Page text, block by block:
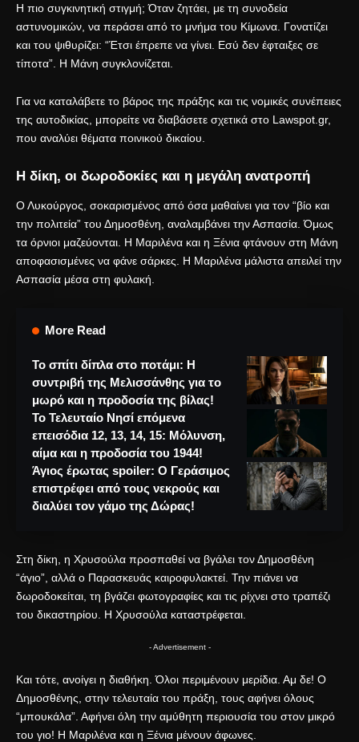
Η πιο συγκινητική στιγμή; Όταν ζητάει, με τη συνοδεία
αστυνομικών, να περάσει από το μνήμα του Κίμωνα. Γονατίζει
και του ψιθυρίζει: “Έτσι έπρεπε να γίνει. Εσύ δεν έφταιξες σε
τίποτα”. Η Μάνη συγκλονίζεται.
Για να καταλάβετε το βάρος της πράξης και τις νομικές συνέπειες
της αυτοδικίας, μπορείτε να διαβάσετε σχετικά στο Lawspot.gr,
που αναλύει θέματα ποινικού δικαίου.
Η δίκη, οι δωροδοκίες και η μεγάλη ανατροπή
Ο Λυκούργος, σοκαρισμένος από όσα μαθαίνει για τον “βίο και
την πολιτεία” του Δημοσθένη, αναλαμβάνει την Ασπασία. Όμως
τα όρνιοι μαζεύονται. Η Μαριλένα και η Ξένια φτάνουν στη Μάνη
αποφασισμένες να φάνε σάρκες. Η Μαριλένα μάλιστα απειλεί την
Ασπασία μέσα στη φυλακή.
More Read
Το σπίτι δίπλα στο ποτάμι: Η
συντριβή της Μελισσάνθης για το
μωρό και η προδοσία της βίλας!
Το Τελευταίο Νησί επόμενα
επεισόδια 12, 13, 14, 15: Μόλυνση,
αίμα και η προδοσία του 1944!
Άγιος έρωτας spoiler: Ο Γεράσιμος
επιστρέφει από τους νεκρούς και
διαλύει τον γάμο της Δώρας!
Στη δίκη, η Χρυσούλα προσπαθεί να βγάλει τον Δημοσθένη
“άγιο”, αλλά ο Παρασκευάς καιροφυλακτεί. Την πιάνει να
δωροδοκείται, τη βγάζει φωτογραφίες και τις ρίχνει στο τραπέζι
του δικαστηρίου. Η Χρυσούλα καταστρέφεται.
- Advertisement -
Και τότε, ανοίγει η διαθήκη. Όλοι περιμένουν μερίδια. Αμ δε! Ο
Δημοσθένης, στην τελευταία του πράξη, τους αφήνει όλους
“μπουκάλα”. Αφήνει όλη την αμύθητη περιουσία του στον μικρό
του γιο! Η Μαριλένα και η Ξένια μένουν άφωνες.